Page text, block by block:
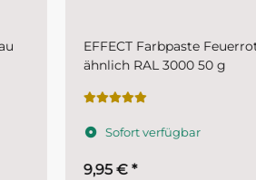
EFFECT Farbpaste Feuerrot
ähnlich RAL 3000 50 g
Sofort verfügbar
9,95 € *